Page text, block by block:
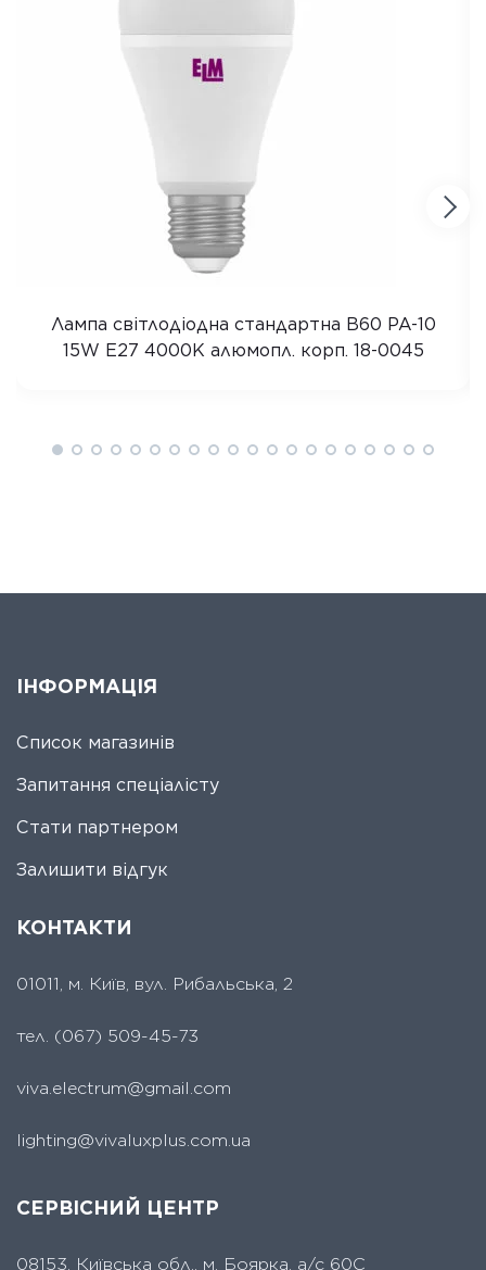
Лампа світлодіодна стандартна B60 PA-10
15W E27 4000K алюмопл. корп. 18-0045
ІНФОРМАЦІЯ
Список магазинів
Запитання спеціалісту
Стати партнером
Залишити відгук
КОНТАКТИ
01011, м. Київ, вул. Рибальська, 2
тел. (067) 509-45-73
viva.electrum@gmail.com
lighting@vivaluxplus.com.ua
СЕРВІСНИЙ ЦЕНТР
08153, Київська обл., м. Боярка, а/с 60С